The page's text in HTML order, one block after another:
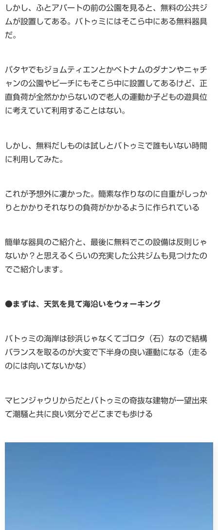
しかし、ふとアパートの前の公園を見ると、無料の公共ジ
ムが設置してある。バトゥミにはそこら中にある無料器具
だ。
パタヤでもジョムティエンとかベトナムのダナンやニャチ
ャンの公園やビーチにもそこら中に設置してあるけど、正
直負荷が全然かからないので老人の運動か子どもの遊具位
に考えていて利用することはない。
しかし、無料だしものは試しとバトゥミで誰もいない時間
に利用してみた。
これが予想外に凄かった。簡素な作りなのに自重がしっか
りとかかりそれなりの負荷がかかるように作られている
簡単な器具のご紹介と、最後に無料でこの設備は反則じゃ
ないか？と思えるくらいの充実した公共ジムも見つけたの
でご紹介します。
●まずは、天気を見て海沿いをウォーキング
バトゥミの海岸は砂浜じゃなくてゴロタ（石）なので結構
バランスを取るのが大変で下半身の良い運動になる（走る
のには向いてないかな）
マヒンジャウリからだとバトゥミの奇抜な建物が一望出来
て潮騒と共に良い気分でどこまでも歩ける